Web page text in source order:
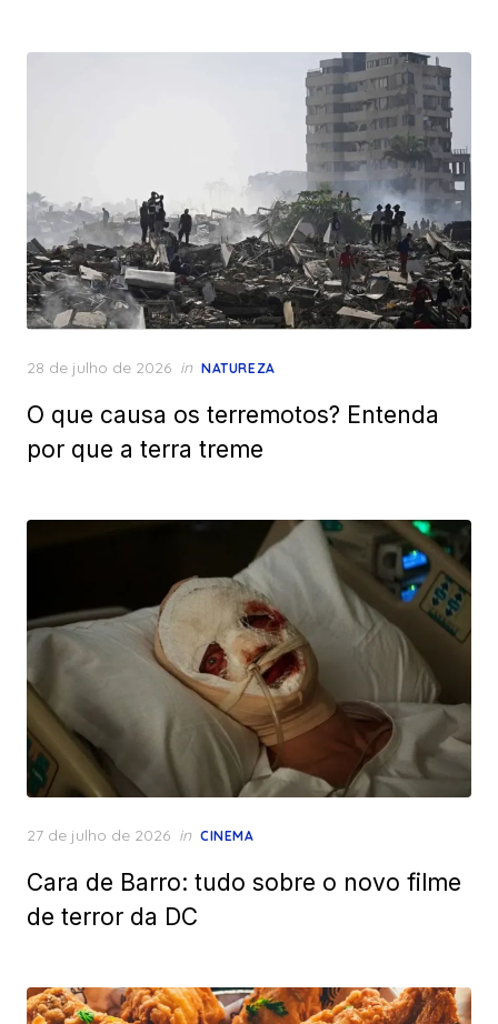
Posted
28 de julho de 2026 in NATUREZA
O que causa os terremotos? Entenda
por que a terra treme
Posted
27 de julho de 2026 in CINEMA
Cara de Barro: tudo sobre o novo filme
de terror da DC